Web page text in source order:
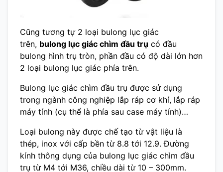
Cũng tương tự 2 loại bulong lục giác
trên, bulong lục giác chìm đầu trụ có đầu
bulong hình trụ tròn, phần đầu có độ dài lớn hơn
2 loại bulong lục giác phía trên.
Bulong lục giác chìm đầu trụ được sử dụng
trong ngành công nghiệp lắp ráp cơ khí, lắp ráp
máy tính (cụ thể là phía sau case máy tính)…
Loại bulong này được chế tạo từ vật liệu là
thép, inox với cấp bền từ 8.8 tới 12.9. Đường
kính thông dụng của bulong lục giác chìm đầu
trụ từ M4 tới M36, chiều dài từ 10 – 300mm.